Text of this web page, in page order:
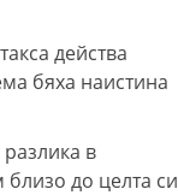
действа
бяха наистина
в
до целта си